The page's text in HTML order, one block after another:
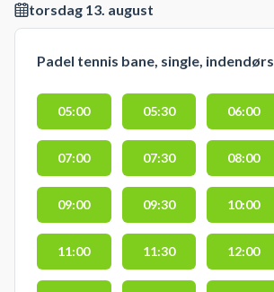
torsdag 13. august
Padel tennis bane, single, indendørs
05:00 05:30 06:00
07:00 07:30 08:00
09:00 09:30 10:00
11:00 11:30 12:00